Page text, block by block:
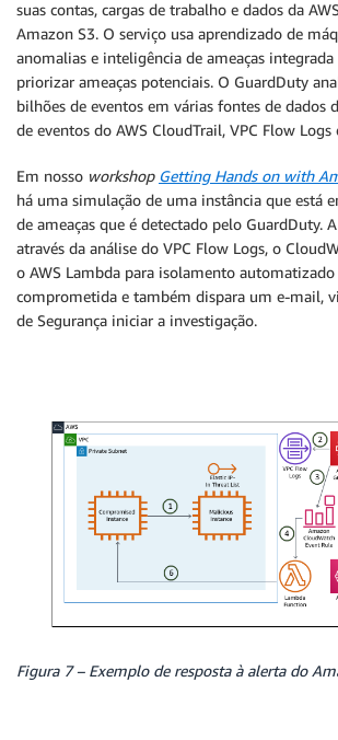
suas contas, cargas de trabalho e dados da
Amazon S3. O serviço usa aprendizado de
anomalias e inteligência de ameaças
priorizar ameaças potenciais. O GuardDuty
bilhões de eventos em várias fontes de dados
de eventos do AWS CloudTrail, VPC Flow Logs
Em nosso workshop Getting Hands on with
há uma simulação de uma instância que está
de ameaças que é detectado pelo GuardDuty.
através da análise do VPC Flow Logs, o
o AWS Lambda para isolamento
comprometida e também dispara um e-mail,
de Segurança iniciar a investigação.
Figura 7 – Exemplo de resposta à alerta do